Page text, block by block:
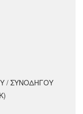
/ ΣΥΝΟΔΗΓΟΥ